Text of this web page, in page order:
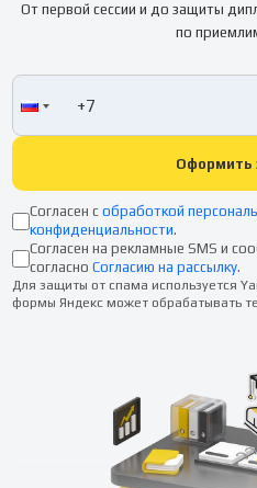
От первой сессии и до защиты
по
Оформить
Согласен с обработкой
конфиденциальности.
Согласен на рекламные SMS и
согласно Согласию на рассылку.
Для защиты от спама используется
формы Яндекс может обрабатывать